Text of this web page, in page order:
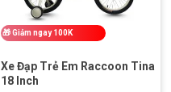
🎁Giảm ngay 100K
Xe Đạp Trẻ Em Raccoon Tina
18 Inch